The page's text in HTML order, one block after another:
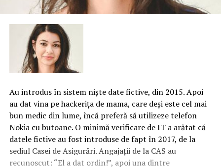
Au introdus în sistem nişte date fictive, din 2015. Apoi
au dat vina pe hackeriţa de mama, care deşi este cel mai
bun medic din lume, încă preferă să utilizeze telefon
Nokia cu butoane. O minimă verificare de IT a arătat că
datele fictive au fost introduse de fapt în 2017, de la
sediul Casei de Asigurări. Angajaţii de la CAS au
recunoscut: “El a dat ordin!”, apoi una dintre